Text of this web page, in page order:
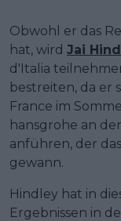
Obwohl er das
hat, wird Jai
d'Italia
bestreiten, da er
France im
hansgrohe an
anführen, der
gewann.
Hindley hat in
Ergebnissen in